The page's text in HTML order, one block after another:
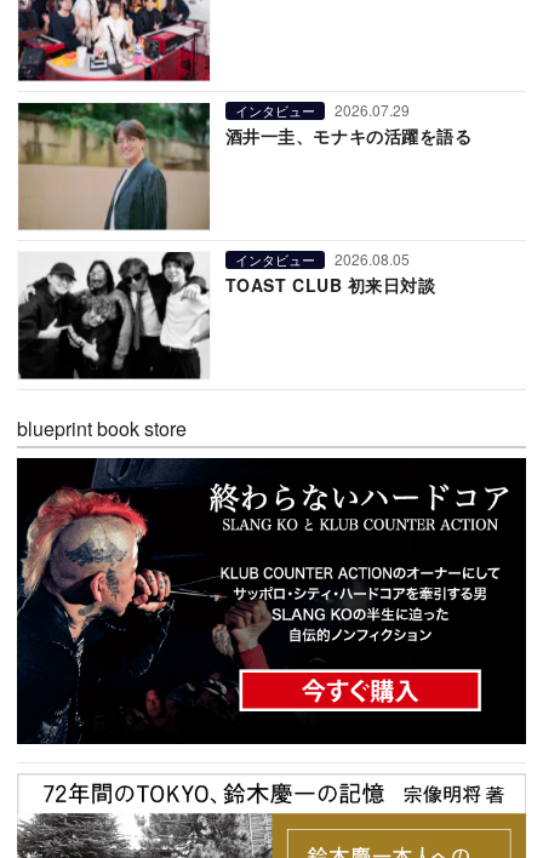
インタビュー 2026.07.29
酒井一圭、モナキの活躍を語る
インタビュー 2026.08.05
TOAST CLUB 初来日対談
blueprint book store